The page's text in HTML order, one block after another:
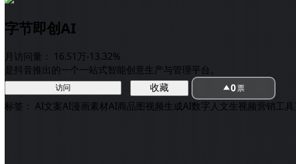
字节即创AI
月访问量： 16.51万-13.32%
是抖音推出的一个一站式智能创意生产与管理平台。
访问 收藏 0票
标签： AI文案AI漫画素材AI商品图视频生成AI数字人文生视频营销工具